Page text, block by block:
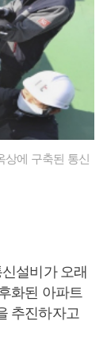
상에 구축된 통신
설비가 오래
화된 아파트
추진하자고